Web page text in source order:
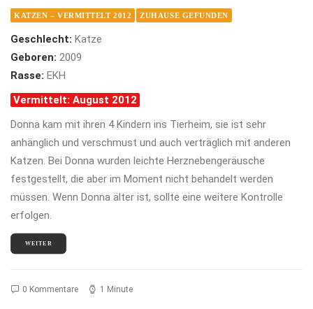
KATZEN – VERMITTELT 2012 ZUHAUSE GEFUNDEN
Geschlecht: Katze
Geboren: 2009
Rasse: EKH
Vermittelt: August 2012
Donna kam mit ihren 4 Kindern ins Tierheim, sie ist sehr
anhänglich und verschmust und auch verträglich mit anderen
Katzen. Bei Donna wurden leichte Herznebengeräusche
festgestellt, die aber im Moment nicht behandelt werden
müssen. Wenn Donna älter ist, sollte eine weitere Kontrolle
erfolgen.
WEITER
0 Kommentare 1 Minute